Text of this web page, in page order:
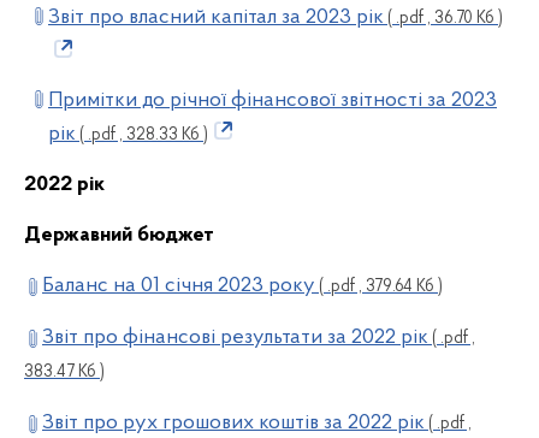
Звіт про власний капітал за 2023 рік ( .pdf , 36.70 Кб )
Примітки до річної фінансової звітності за 2023
рік ( .pdf , 328.33 Кб )
2022 рік
Державний бюджет
Баланс на 01 січня 2023 року ( .pdf , 379.64 Кб )
Звіт про фінансові результати за 2022 рік ( .pdf ,
383.47 Кб )
Звіт про рух грошових коштів за 2022 рік ( .pdf ,